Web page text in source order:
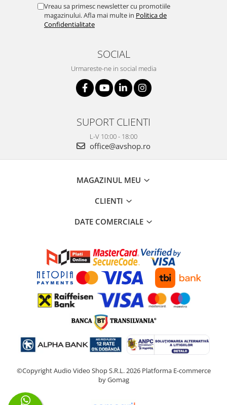
Vreau sa primesc newsletter cu promotiile
magazinului. Afla mai multe in Politica de
Confidentialitate
SOCIAL
Urmareste-ne in social media
SUPORT CLIENTI
L-V 10:00 - 18:00
office@avshop.ro
MAGAZINUL MEU
CLIENTI
DATE COMERCIALE
©Copyright Audio Video Shop S.R.L. 2026 Platforma E-commerce
by Gomag